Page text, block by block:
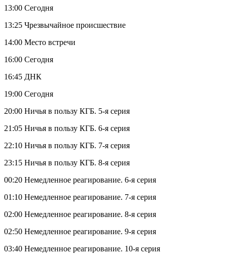
13:00 Сегодня
13:25 Чрезвычайное происшествие
14:00 Место встречи
16:00 Сегодня
16:45 ДНК
19:00 Сегодня
20:00 Ничья в пользу КГБ. 5-я серия
21:05 Ничья в пользу КГБ. 6-я серия
22:10 Ничья в пользу КГБ. 7-я серия
23:15 Ничья в пользу КГБ. 8-я серия
00:20 Немедленное реагирование. 6-я серия
01:10 Немедленное реагирование. 7-я серия
02:00 Немедленное реагирование. 8-я серия
02:50 Немедленное реагирование. 9-я серия
03:40 Немедленное реагирование. 10-я серия